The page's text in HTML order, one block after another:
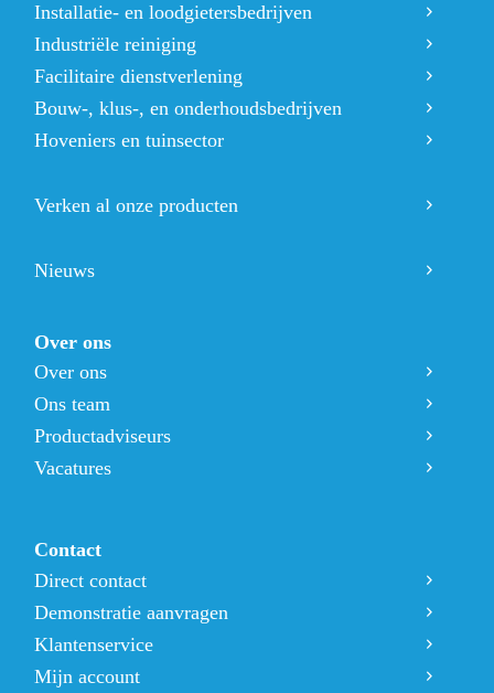
Installatie- en loodgietersbedrijven
Industriële reiniging
Facilitaire dienstverlening
Bouw-, klus-, en onderhoudsbedrijven
Hoveniers en tuinsector
Verken al onze producten
Nieuws
Over ons
Over ons
Ons team
Productadviseurs
Vacatures
Contact
Direct contact
Demonstratie aanvragen
Klantenservice
Mijn account